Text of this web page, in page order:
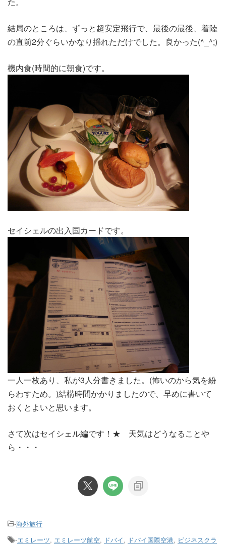
結局のところは、ずっと超安定飛行で、最後の最後、着陸
の直前2分ぐらいかなり揺れただけでした。良かった(^_^;)
機内食(時間的に朝食)です。
セイシェルの出入国カードです。
一人一枚あり、私が3人分書きました。(怖いのから気を紛
らわすため。)結構時間かかりましたので、早めに書いて
おくとよいと思います。
さて次はセイシェル編です！★ 天気はどうなることや
ら・・・
-海外旅行
-エミレーツ, エミレーツ航空, ドバイ, ドバイ国際空港, ビジネスクラ